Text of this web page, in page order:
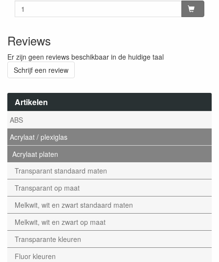
Artikelen
ABS
Acrylaat / plexiglas
Acrylaat platen
Transparant standaard maten
Transparant op maat
Melkwit, wit en zwart standaard maten
Melkwit, wit en zwart op maat
Transparante kleuren
Fluor kleuren
Reviews
Er zijn geen reviews beschikbaar in de huidige taal
Schrijf een review